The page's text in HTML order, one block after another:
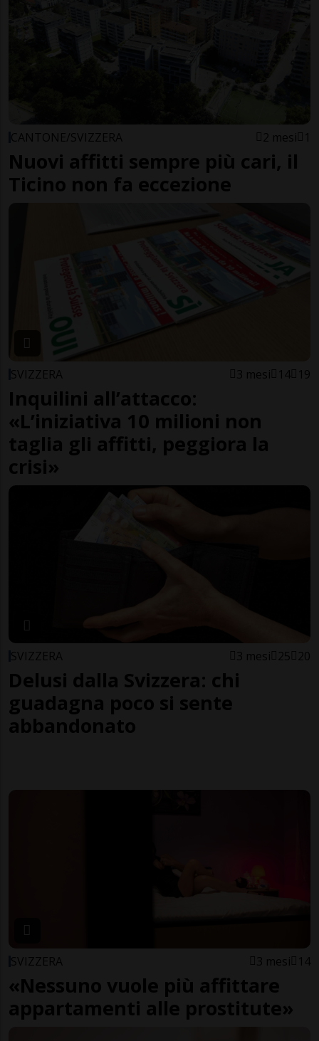
CANTONE/SVIZZERA 2 mesi 1
Nuovi affitti sempre più cari, il
Ticino non fa eccezione
SVIZZERA 3 mesi 14 19
Inquilini all’attacco:
«L’iniziativa 10 milioni non
taglia gli affitti, peggiora la
crisi»
SVIZZERA 3 mesi 25 20
Delusi dalla Svizzera: chi
guadagna poco si sente
abbandonato
SVIZZERA 3 mesi 14
«Nessuno vuole più affittare
appartamenti alle prostitute»